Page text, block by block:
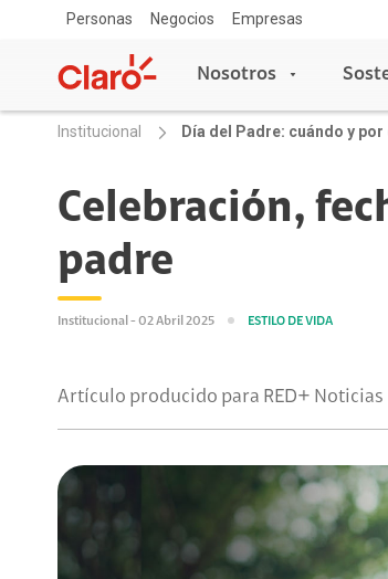
Personas Negocios Empresas
Nosotros
Sala de prensa
Blog Claro
5G
Asistente de voz
Voz LTE
Acceso y Educación
Escuelas conectadas
Travesía por Colombia
Diversidad, Equidad e Inclusión
Gestión Ambiental
Institucional Día del Padre: cuándo y
Celebración,
padre
Institucional - 02 Abril 2025 ESTILO DE VIDA
Artículo producido para RED+ Noticias